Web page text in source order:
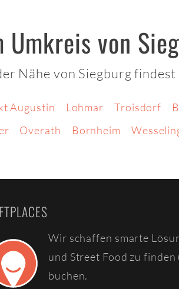
Umkreis von
Nähe von Siegburg
Augustin Lohmar Troisdorf
Overath Bornheim
Wir schaffen smarte
und Street Food zu
buchen.